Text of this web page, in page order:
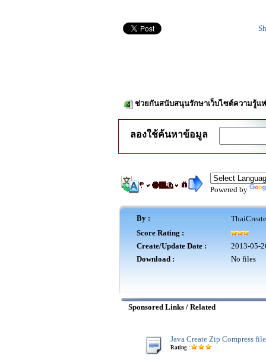
ช่วยกันสนับสนุนรักษาเว็บไซต์ความรู้แ
ลองใช้ค้นหาข้อมูล
Powered by
By :
Score Rating :
Create/Update Date :
2013-05-
Download :
No files
Sponsored Links / Related
Java Create Zip Compress
Rating :